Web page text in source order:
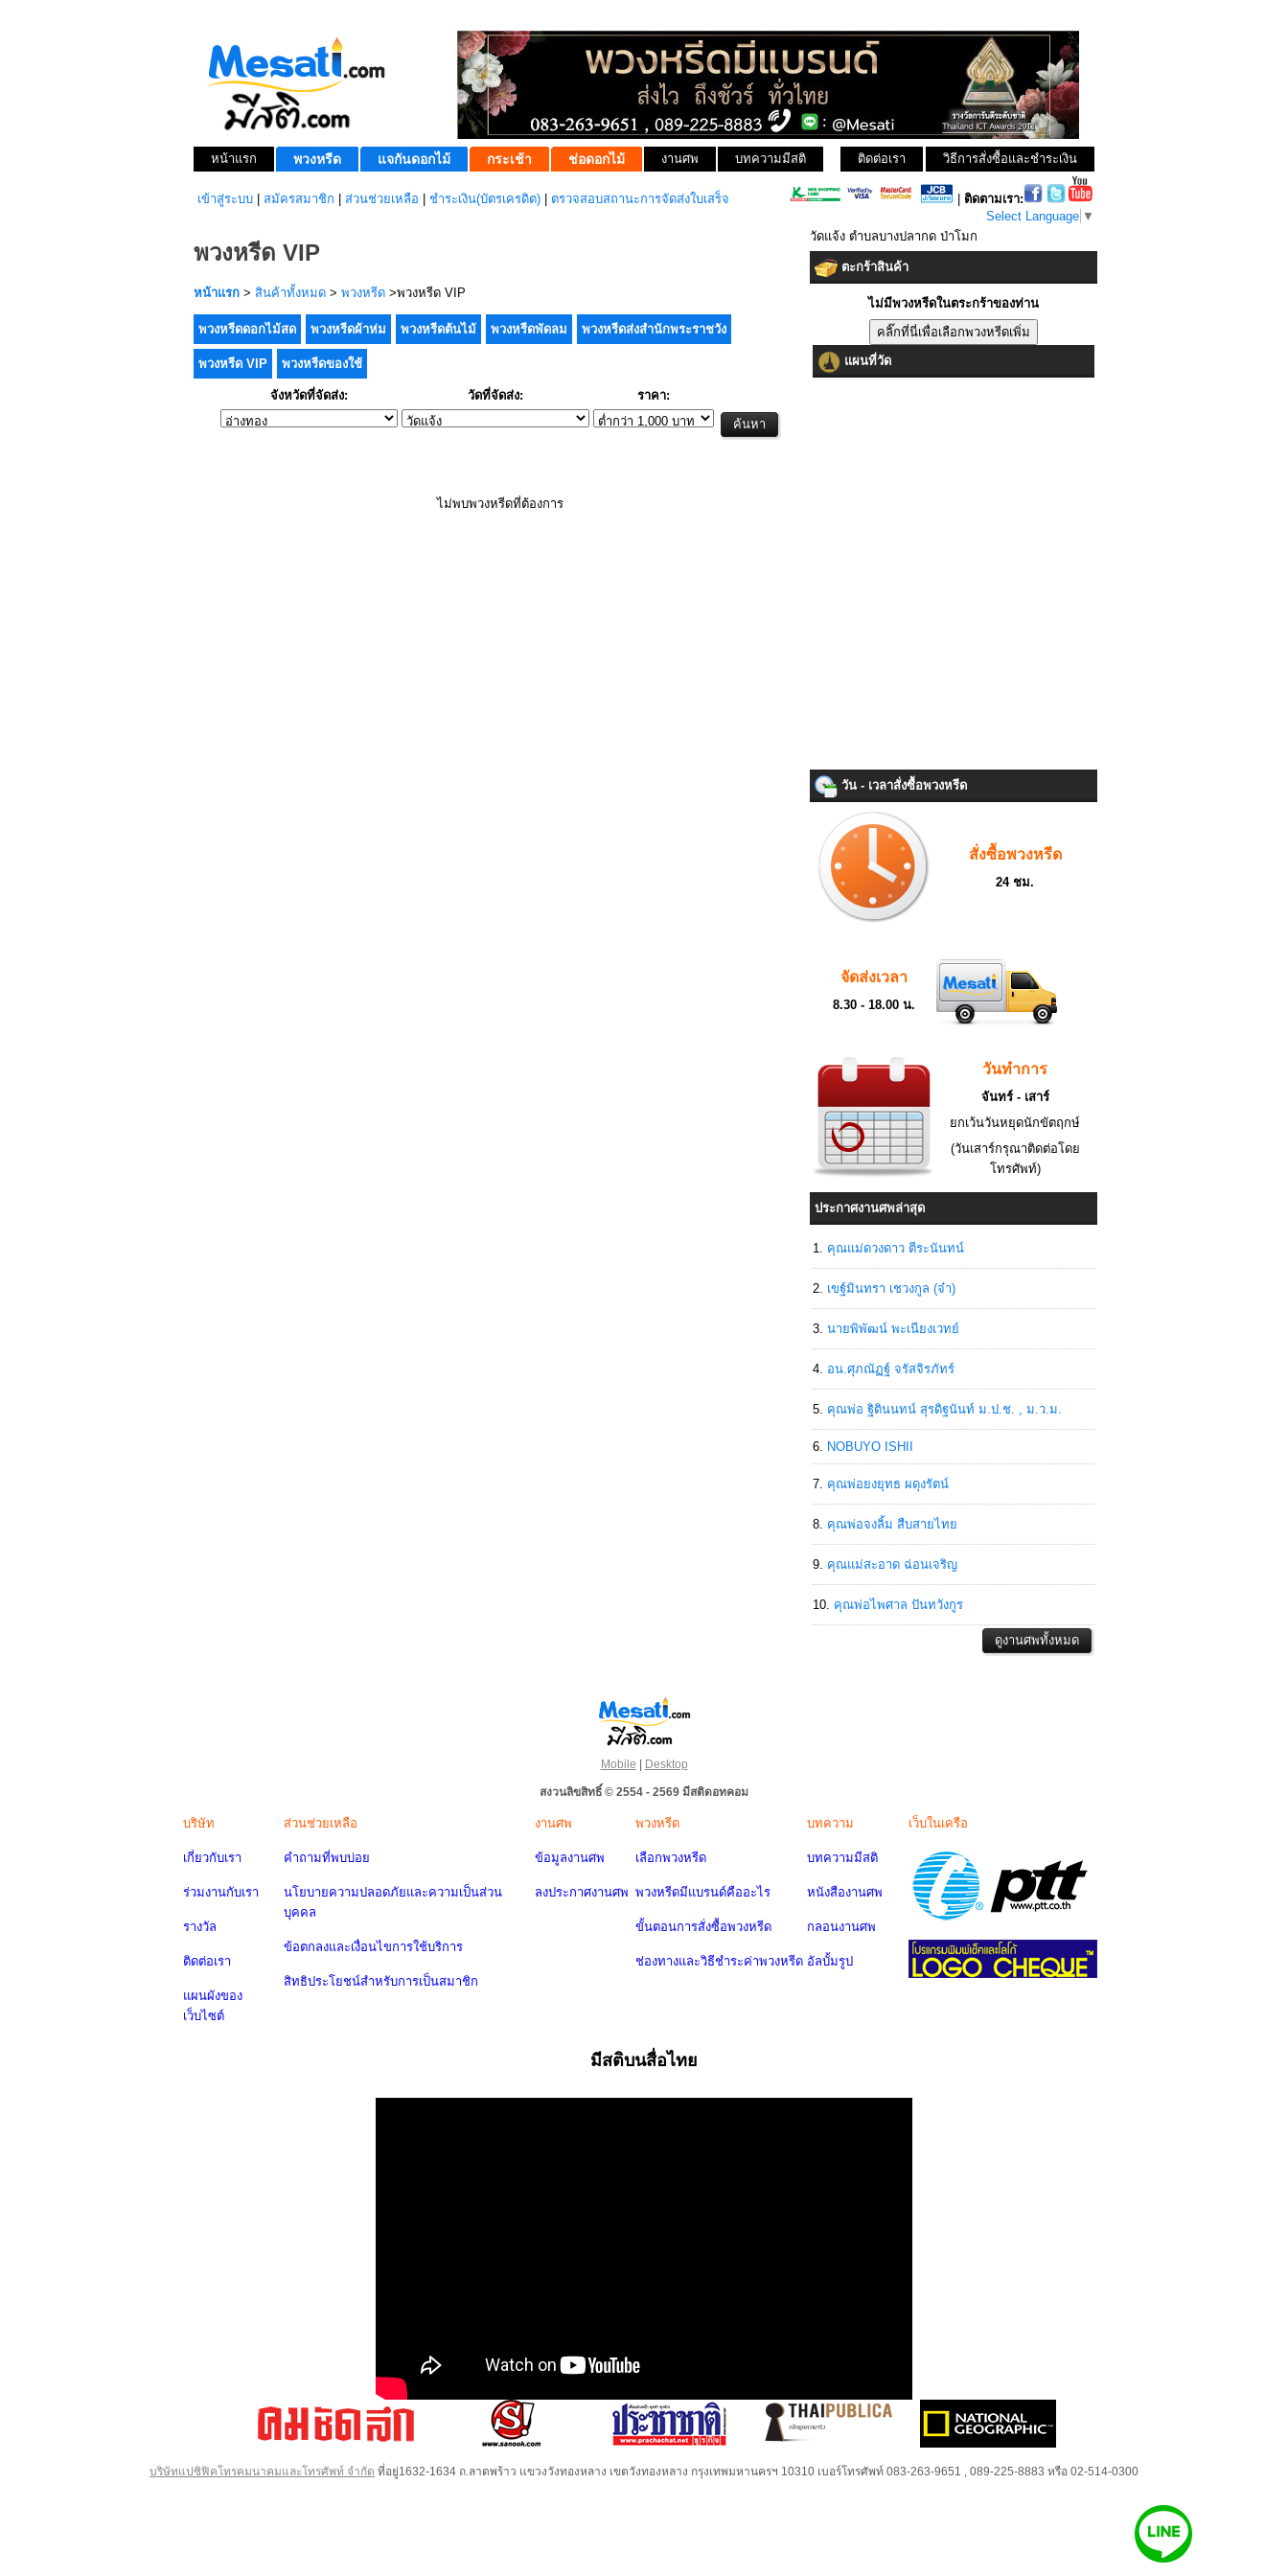
หน้าแรก พวงหรีด แจกันดอกไม้ กระเช้า ช่อดอกไม้ งานศพ บทความมีสติ วิธีการสั่งซื้อและชำระเงิน
ติดต่อเรา
เข้าสู่ระบบ สมัครสมาชิก ส่วนช่วยเหลือ ชำระเงิน(บัตรเครดิต) ตรวจสอบสถานะการจัดส่งใบเสร็จ
ติดตามเรา:
Select Language ▼
พวงหรีด VIP
หน้าแรก > สินค้าทั้งหมด > พวงหรีด >พวงหรีด VIP
พวงหรีดดอกไม้สด พวงหรีดผ้าห่ม พวงหรีดต้นไม้ พวงหรีดพัดลม พวงหรีดส่งสำนักพระราชวัง
พวงหรีด VIP พวงหรีดของใช้
จังหวัดที่จัดส่ง: วัดที่จัดส่ง: ราคา:
ไม่พบพวงหรีดที่ต้องการ
วัดแจ้ง ตำบลบางปลากด ป่าโมก
ตะกร้าสินค้า
ไม่มีพวงหรีดในตระกร้าของท่าน
แผนที่วัด
วัน - เวลาสั่งซื้อพวงหรีด
สั่งซื้อพวงหรีด
24 ชม.
จัดส่งเวลา
8.30 - 18.00 น.
วันทำการ
จันทร์ - เสาร์
ยกเว้นวันหยุดนักขัตฤกษ์
(วันเสาร์กรุณาติดต่อโดย
โทรศัพท์)
ประกาศงานศพล่าสุด
คุณแม่ดวงดาว ตีระนันทน์
เขฐ์มินทรา เชวงกูล (จ๋า)
นายพิพัฒน์ พะเนียงเวทย์
อน.ศุภณัฏฐ์ จรัสจิรภัทร์
คุณพ่อ ฐิตินนทน์ สุรดิฐนันท์ ม.ป.ช. , ม.ว.ม.
NOBUYO ISHII
คุณพ่อยงยุทธ ผดุงรัตน์
คุณพ่อจงลิ้ม สืบสายไทย
คุณแม่สะอาด ฉ่อนเจริญ
คุณพ่อไพศาล ปันทวังกูร
Mobile | Desktop
สงวนลิขสิทธิ์ © 2554 - 2569 มีสติดอทคอม
บริษัท
เกี่ยวกับเรา
ร่วมงานกับเรา
รางวัล
ติดต่อเรา
แผนผังของ
เว็บไซต์
ส่วนช่วยเหลือ
คำถามที่พบบ่อย
นโยบายความปลอดภัยและความเป็นส่วน
บุคคล
ข้อตกลงและเงื่อนไขการใช้บริการ
สิทธิประโยชน์สำหรับการเป็นสมาชิก
งานศพ
ข้อมูลงานศพ
ลงประกาศงานศพ
พวงหรีด
เลือกพวงหรีด
พวงหรีดมีแบรนด์คืออะไร
ขั้นตอนการสั่งซื้อพวงหรีด
ช่องทางและวิธีชำระค่าพวงหรีด
บทความ
บทความมีสติ
หนังสืองานศพ
กลอนงานศพ
อัลบั้มรูป
เว็บในเครือ
มีสติบนสื่อไทย
บริษัทแปซิฟิคโทรคมนาคมและโทรศัพท์ จำกัด ที่อยู่1632-1634 ถ.ลาดพร้าว แขวงวังทองหลาง เขตวังทองหลาง กรุงเทพมหานครฯ 10310 เบอร์โทรศัพท์ 083-263-9651 , 089-225-8883 หรือ 02-514-0300